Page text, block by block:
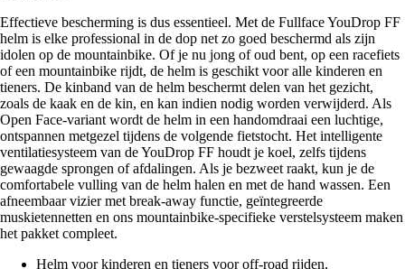
Effectieve bescherming is dus essentieel. Met de Fullface YouDrop FF
helm is elke professional in de dop net zo goed beschermd als zijn
idolen op de mountainbike. Of je nu jong of oud bent, op een racefiets
of een mountainbike rijdt, de helm is geschikt voor alle kinderen en
tieners. De kinband van de helm beschermt delen van het gezicht,
zoals de kaak en de kin, en kan indien nodig worden verwijderd. Als
Open Face-variant wordt de helm in een handomdraai een luchtige,
ontspannen metgezel tijdens de volgende fietstocht. Het intelligente
ventilatiesysteem van de YouDrop FF houdt je koel, zelfs tijdens
gewaagde sprongen of afdalingen. Als je bezweet raakt, kun je de
comfortabele vulling van de helm halen en met de hand wassen. Een
afneembaar vizier met break-away functie, geïntegreerde
muskietennetten en ons mountainbike-specifieke verstelsysteem maken
het pakket compleet.
Helm voor kinderen en tieners voor off-road rijden,